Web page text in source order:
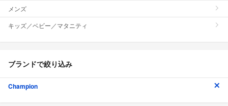
メンズ
キッズ／ベビー／マタニティ
ブランドで絞り込み
Champion